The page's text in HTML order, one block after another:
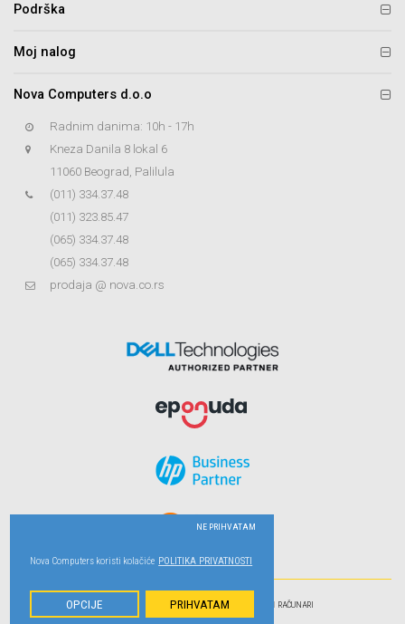
Nova Computers koristi kolačiće POLITIKA PRIVATNOSTI
NE PRIHVATAM
OPCIJE PRIHVATAM
Podrška
Moj nalog
Nova Computers d.o.o
Radnim danima: 10h - 17h
Kneza Danila 8 lokal 6
11060 Beograd, Palilula
(011) 334.37.48
(011) 323.85.47
(065) 334.37.48
(065) 334.37.48
prodaja @ nova.co.rs
LISTAMO SE NA PORTALUSHOPMANIAU KATEGORIJI RAČUNARI